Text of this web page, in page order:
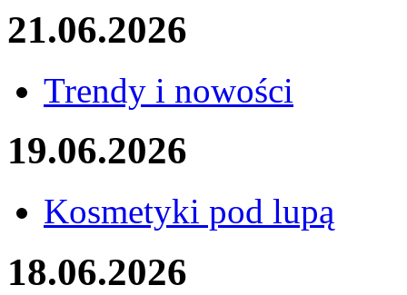
21.06.2026
Trendy i nowości
19.06.2026
Kosmetyki pod lupą
18.06.2026